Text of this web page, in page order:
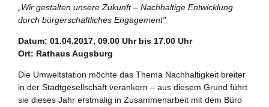
Nachhaltigkeitsbeirat
Berichterstattung
Biostadt
„Wir gestalten unsere Zukunft – Nachhaltige Entwicklung
durch bürgerschaftliches Engagement"
Datum: 01.04.2017, 09.00 Uhr bis 17.00 Uhr
Ort: Rathaus Augsburg
Die Umweltstation möchte das Thema Nachhaltigkeit breiter
in der Stadtgesellschaft verankern – aus diesem Grund führt
sie dieses Jahr erstmalig in Zusammenarbeit mit dem Büro